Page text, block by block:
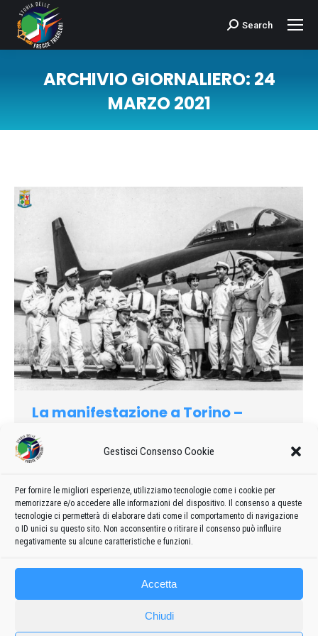
Gestisci Consenso Cookie
Per fornire le migliori esperienze, utilizziamo tecnologie come i cookie per
memorizzare e/o accedere alle informazioni del dispositivo. Il consenso a queste
tecnologie ci permetterà di elaborare dati come il comportamento di navigazione
o ID unici su questo sito. Non acconsentire o ritirare il consenso può influire
negativamente su alcune caratteristiche e funzioni.
Accetta
Chiudi
Cerca:Search
ARCHIVIO GIORNALIERO: 24
MARZO 2021
La manifestazione a Torino –
1961 admin8235 24 Marzo 2021 1 commento
Aviazione. Erano presenti, oltre un numeroso pubblico, tutti gli
alti gradi militari e le autorità civili, attratti più che dalla
bellezza d’uno spettacolo, da un nome di successo.